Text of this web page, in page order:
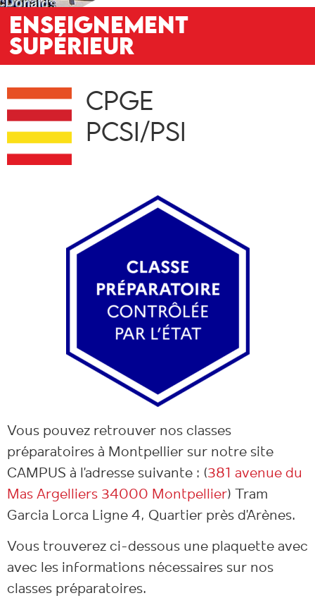
ENSEIGNEMENT
SUPÉRIEUR
CPGE
PCSI/PSI
Vous pouvez retrouver nos classes
préparatoires à Montpellier sur notre site
CAMPUS à l’adresse suivante : (381 avenue du
Mas Argelliers 34000 Montpellier) Tram
Garcia Lorca Ligne 4, Quartier près d’Arènes.
Vous trouverez ci-dessous une plaquette avec
avec les informations nécessaires sur nos
classes préparatoires.